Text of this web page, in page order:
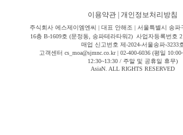
이용약관 개인정보처리방침
주식회사 에스제이엠엔씨 | 대표 안해조 | 서울특별시 송파
16층 B-1609호 (문정동, 송파테라타워2) 사업자등록번호
매업 신고번호 제-2024-서울송파-3233
고객센터 cs_moa@sjmnc.co.kr | 02-400-6036 (평일
12:30~13:30 / 주말 및 공휴일 휴무)
AsiaN. ALL RIGHTS RESERVED